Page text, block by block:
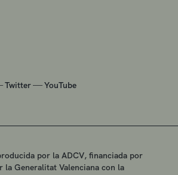
Twitter—YouTube
por la ADCV, financiada por
la Generalitat Valenciana con la